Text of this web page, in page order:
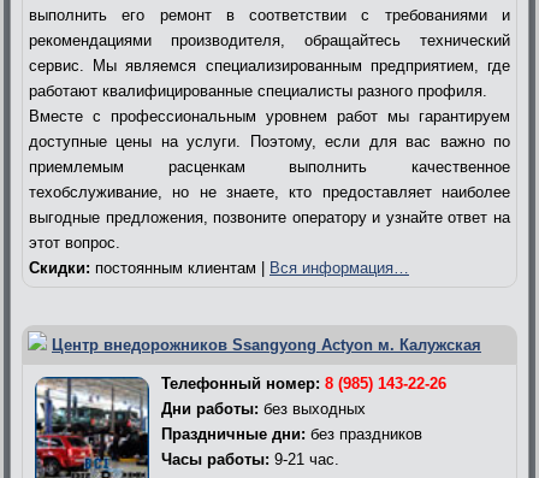
выполнить его ремонт в соответствии с требованиями и
рекомендациями производителя, обращайтесь технический
сервис. Мы являемся специализированным предприятием, где
работают квалифицированные специалисты разного профиля.
Вместе с профессиональным уровнем работ мы гарантируем
доступные цены на услуги. Поэтому, если для вас важно по
приемлемым расценкам выполнить качественное
техобслуживание, но не знаете, кто предоставляет наиболее
выгодные предложения, позвоните оператору и узнайте ответ на
этот вопрос.
Скидки: постоянным клиентам | Вся информация…
Центр внедорожников Ssangyong Actyon м. Калужская
Телефонный номер: 8 (985) 143-22-26
Дни работы: без выходных
Праздничные дни: без праздников
Часы работы: 9-21 час.